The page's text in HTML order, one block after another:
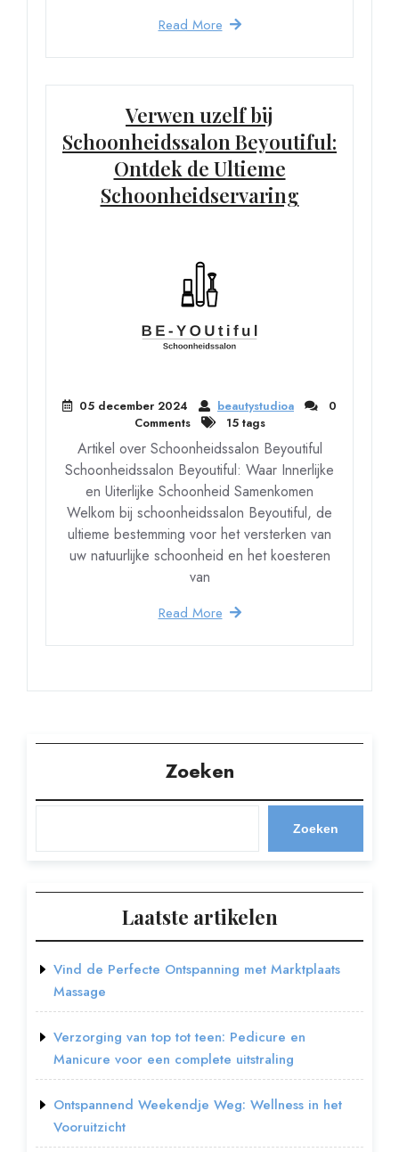
Read More
Verwen uzelf bij
Schoonheidssalon Beyoutiful:
Ontdek de Ultieme
Schoonheidservaring
05 december 2024 beautystudioa
0
Comments
15 tags
Artikel over Schoonheidssalon Beyoutiful
Schoonheidssalon Beyoutiful: Waar Innerlijke
en Uiterlijke Schoonheid Samenkomen
Welkom bij schoonheidssalon Beyoutiful, de
ultieme bestemming voor het versterken van
uw natuurlijke schoonheid en het koesteren
van
Read More
Zoeken
Zoeken
Laatste artikelen
Vind de Perfecte Ontspanning met Marktplaats
Massage
Verzorging van top tot teen: Pedicure en
Manicure voor een complete uitstraling
Ontspannend Weekendje Weg: Wellness in het
Vooruitzicht